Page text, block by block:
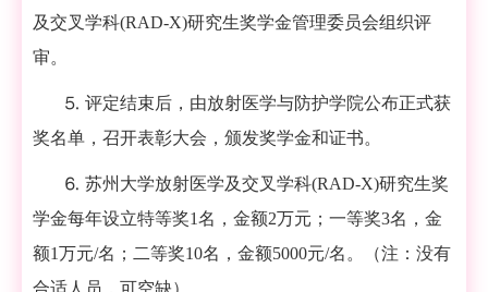
及交叉学科(RAD-X)研究生奖学金管理委员会组织评
审。
⒌ 评定结束后，由放射医学与防护学院公布正式获
奖名单，召开表彰大会，颁发奖学金和证书。
⒍ 苏州大学放射医学及交叉学科(RAD-X)研究生奖
学金每年设立特等奖1名，金额2万元；一等奖3名，金
额1万元/名；二等奖10名，金额5000元/名。（注：没有
合适人员，可空缺）